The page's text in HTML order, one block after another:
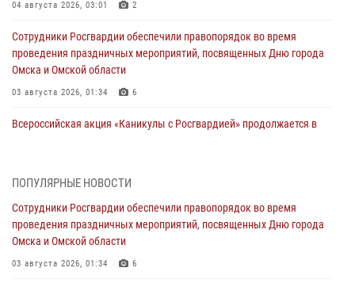
04 августа 2026, 03:01 2
Сотрудники Росгвардии обеспечили правопорядок во время
проведения праздничных мероприятий, посвященных Дню города
Омска и Омской области
03 августа 2026, 01:34 6
Всероссийская акция «Каникулы с Росгвардией» продолжается в
тренировка по управлению беспилотниками (видео)
30 июля 2026, 04:39 2
Росгвардия обеспечила безопасность уникального передвижного
ПОПУЛЯРНЫЕ НОВОСТИ
Сотрудники Росгвардии обеспечили правопорядок во время
проведения праздничных мероприятий, посвященных Дню города
Омска и Омской области
03 августа 2026, 01:34 6